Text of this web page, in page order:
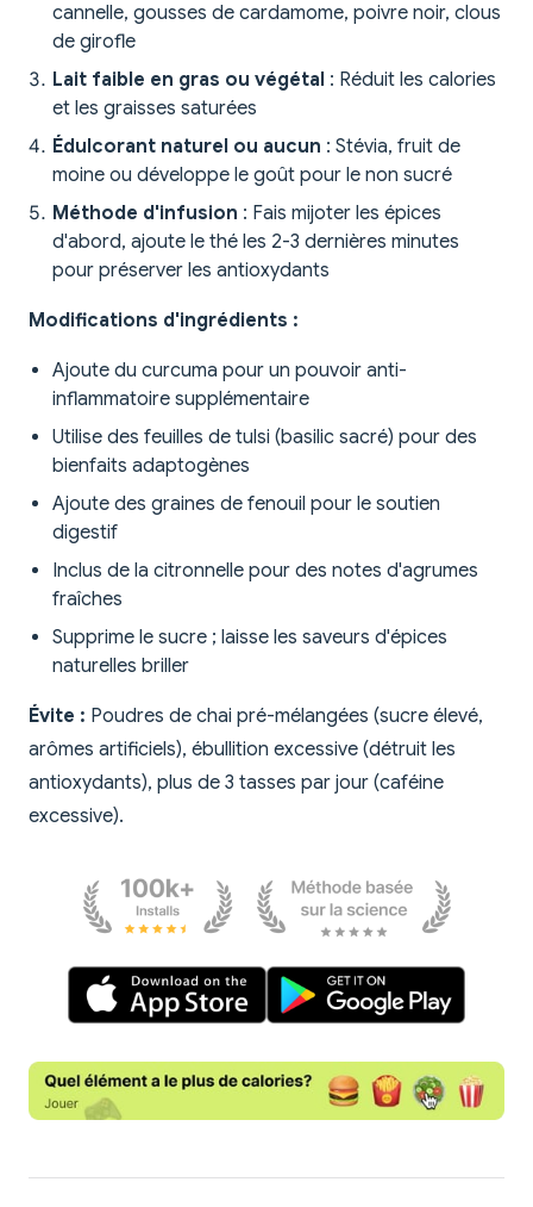
cannelle, gousses de cardamome, poivre noir, clous
de girofle
Lait faible en gras ou végétal : Réduit les calories
et les graisses saturées
Édulcorant naturel ou aucun : Stévia, fruit de
moine ou développe le goût pour le non sucré
Méthode d'infusion : Fais mijoter les épices
d'abord, ajoute le thé les 2-3 dernières minutes
pour préserver les antioxydants
Modifications d'ingrédients :
Ajoute du curcuma pour un pouvoir anti-
inflammatoire supplémentaire
Utilise des feuilles de tulsi (basilic sacré) pour des
bienfaits adaptogènes
Ajoute des graines de fenouil pour le soutien
digestif
Inclus de la citronnelle pour des notes d'agrumes
fraîches
Supprime le sucre ; laisse les saveurs d'épices
naturelles briller
Évite : Poudres de chai pré-mélangées (sucre élevé,
arômes artificiels), ébullition excessive (détruit les
antioxydants), plus de 3 tasses par jour (caféine
excessive).